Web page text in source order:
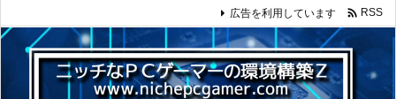
広告を利用しています  RSS